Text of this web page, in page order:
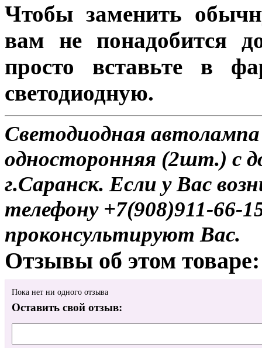
Чтобы заменить
вам не понадобится
просто вставьте в
светодиодную.
Светодиодная
односторонняя (2шт.) с
г.Саранск. Если у Вас
телефону +7(908)911-
проконсультируют Вас.
Отзывы об этом товаре:
Пока нет ни одного отзыва
Оставить свой отзыв: